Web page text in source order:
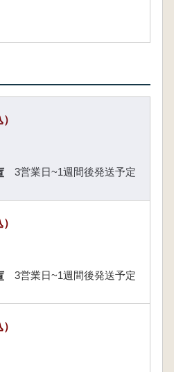
3営業日~1週間後発送予定
3営業日~1週間後発送予定